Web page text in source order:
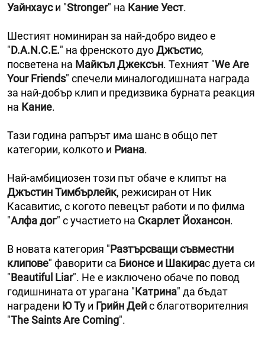
Уайнхауси "Stronger" на Кание Уест.
Шестият номиниран за най-добро видео е
"D.A.N.C.E." на френското дуоДжъстис,
посветена на Майкъл Джексън. Техният "We Are
Your Friends" спечели миналогодишната награда
за най-добър клип и предизвика бурната реакция
на Кание.
Тази година рапърът има шанс в общо пет
категории, колкото и Риана.
Най-амбициозен този път обаче е клипът на
Джъстин Тимбърлейк, режисиран от Ник
Касавитис, с когото певецът работи и по филма
"Алфа дог" с участието на Скарлет Йохансон.
В новата категория "Разтърсващи съвместни
клипове" фаворити са Бионсе и Шакирас дуета си
"Beautiful Liar". Не е изключено обаче по повод
годишнината от урагана "Катрина" да бъдат
наградени Ю Ту и Грийн Дейс благотворителния
"The Saints Are Coming".